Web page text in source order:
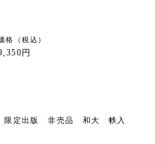
格（税込）
円
限定出版 非売品 和大 帙入